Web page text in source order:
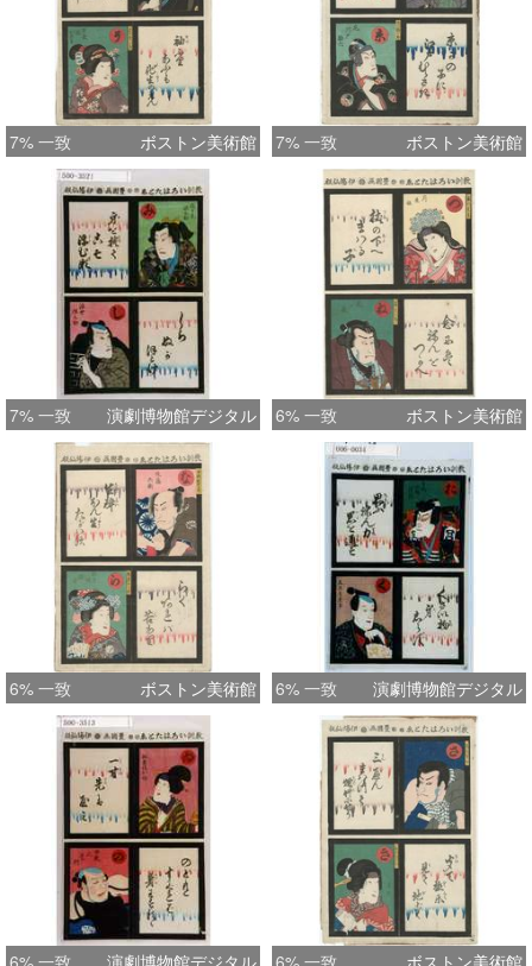
7% 一致 ボストン美術館 7% 一致 ボストン美術館
7% 一致 演劇博物館デジタル 6% 一致 ボストン美術館
6% 一致 ボストン美術館 6% 一致 演劇博物館デジタル